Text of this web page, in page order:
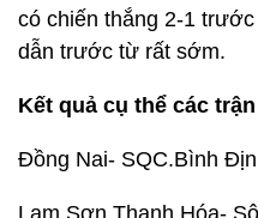
có chiến thắng 2-1
dẫn trước từ rất sớm.
Kết quả cụ thể các
Đồng Nai- SQC.Bình
Lam Sơn Thanh Hóa-